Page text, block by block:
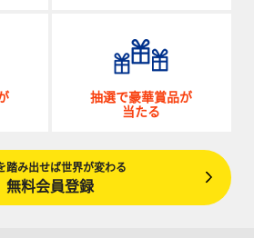
抽選で豪華賞品が
当たる
踏み出せば世界が変わる
無料会員登録